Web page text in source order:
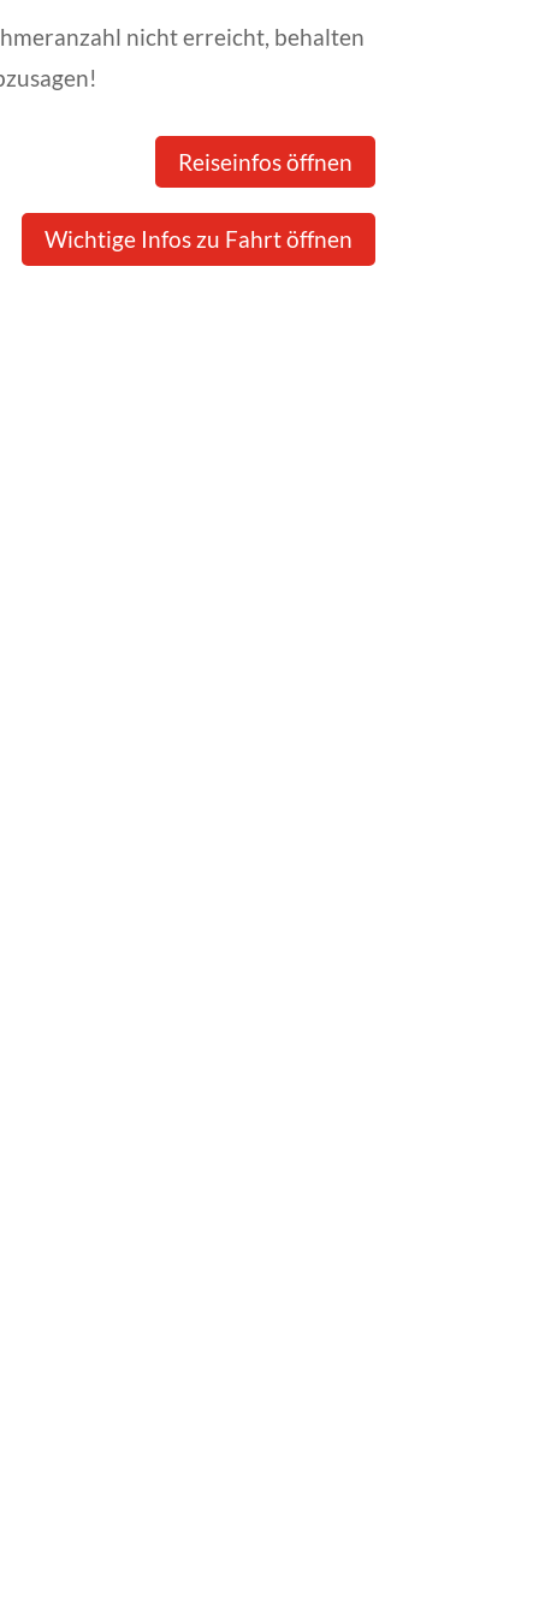
nicht erreicht, behalten
Reiseinfos öffnen
Wichtige Infos zu Fahrt öffnen